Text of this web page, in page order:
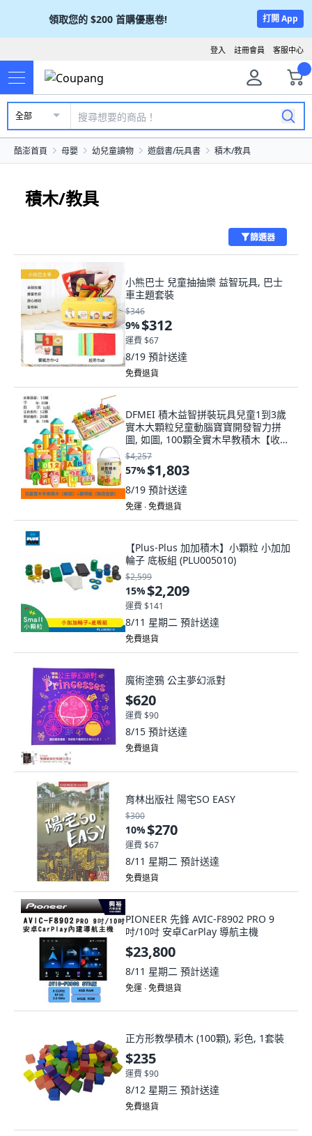
領取您的 $200 首購優惠卷! 打開 App
客服中心
註冊會員
登入
全部
酷澎首頁 母嬰 幼兒童讀物 遊戲書/玩具書 積木/教具
積木/教具
篩選器
小熊巴士 兒童抽抽樂 益智玩具, 巴士
車主題套裝
$346
9%$312
運費 $67
8/19 預計送達
免費退貨
DFMEI 積木益智拼裝玩具兒童1到3歲
實木大顆粒兒童動腦寶寶開發智力拼
圖, 如圖, 100顆全實木早教積木【收納
袋+形狀配對收納桶】+八合一聰明
$4,257
57%$1,803
8/19 預計送達
免運 ∙ 免費退貨
【Plus-Plus 加加積木】小顆粒 小加加
輪子 底板組 (PLU005010)
$2,599
15%$2,209
運費 $141
8/11 星期二 預計送達
免費退貨
魔術塗鴉 公主夢幻派對
$620
運費 $90
8/15 預計送達
免費退貨
育林出版社 陽宅SO EASY
$300
10%$270
運費 $67
8/11 星期二 預計送達
免費退貨
PIONEER 先鋒 AVIC-F8902 PRO 9
吋/10吋 安卓CarPlay 導航主機
$23,800
8/11 星期二 預計送達
免運 ∙ 免費退貨
正方形教學積木 (100顆), 彩色, 1套裝
$235
運費 $90
8/12 星期三 預計送達
免費退貨